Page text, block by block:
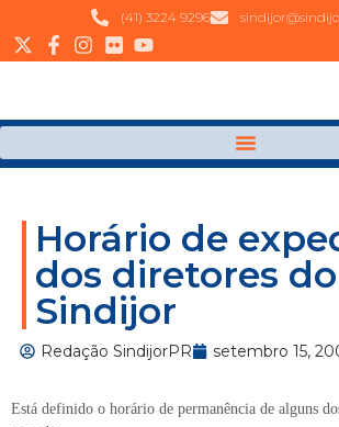
(41) 3224 9296
Horário de
dos diretores do
Sindijor
Redação SindijorPR setembro 15,
Está definido o horário de permanência de alguns